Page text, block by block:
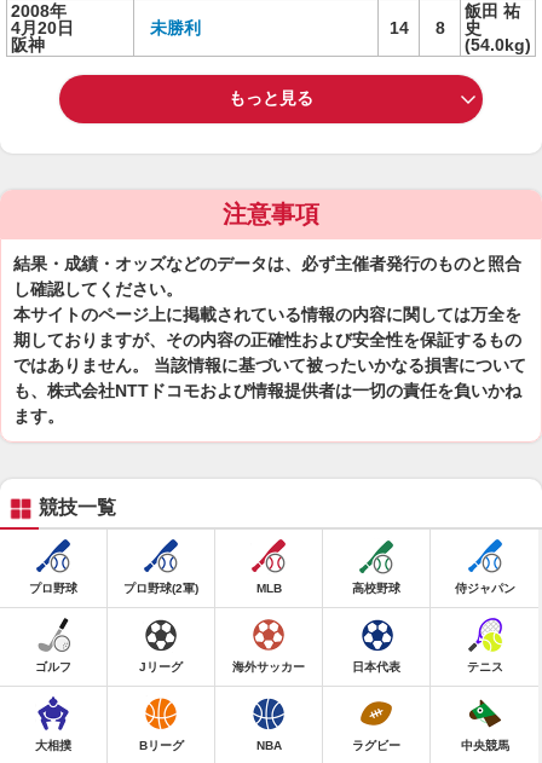
2008年
4月20日
阪神
未勝利 14 8
飯田 祐
史
(54.0kg)
もっと見る
注意事項
結果・成績・オッズなどのデータは、必ず主催者発行のものと照合
し確認してください。
本サイトのページ上に掲載されている情報の内容に関しては万全を
期しておりますが、その内容の正確性および安全性を保証するもの
ではありません。 当該情報に基づいて被ったいかなる損害について
も、株式会社NTTドコモおよび情報提供者は一切の責任を負いかね
ます。
競技一覧
プロ野球 プロ野球(2軍) MLB 高校野球 侍ジャパン
ゴルフ Jリーグ 海外サッカー 日本代表 テニス
大相撲 Bリーグ NBA ラグビー 中央競馬